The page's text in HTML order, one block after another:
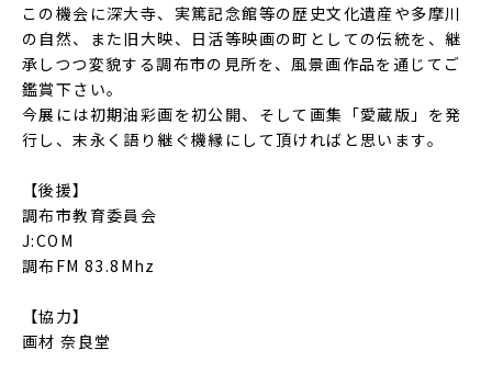
この機会に深大寺、実篤記念館等の歴史文化遺産や多摩川
の自然、また旧大映、日活等映画の町としての伝統を、継
承しつつ変貌する調布市の見所を、風景画作品を通じてご
鑑賞下さい。
今展には初期油彩画を初公開、そして画集「愛蔵版」を発
行し、末永く語り継ぐ機縁にして頂ければと思います。
【後援】
調布市教育委員会
J:COM
調布FM 83.8Mhz
【協力】
画材 奈良堂